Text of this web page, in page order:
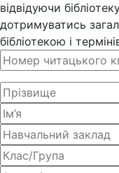
відвідуючи
дотримуватись
бібліотекою і